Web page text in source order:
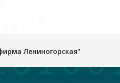
Лениногорская"